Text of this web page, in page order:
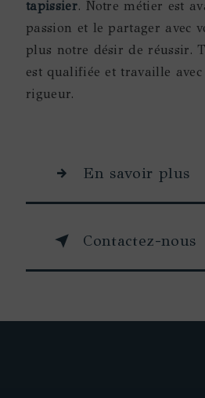
tapissier. Notre métier est
passion et le partager avec
plus notre désir de réussir.
est qualifiée et travaille
rigueur.
En savoir plus
Contactez-nous